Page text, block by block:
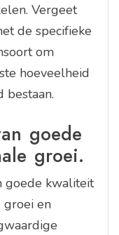
Vergeet
de specifieke
om
hoeveelheid
bestaan.
goede
groei.
goede kwaliteit
groei en